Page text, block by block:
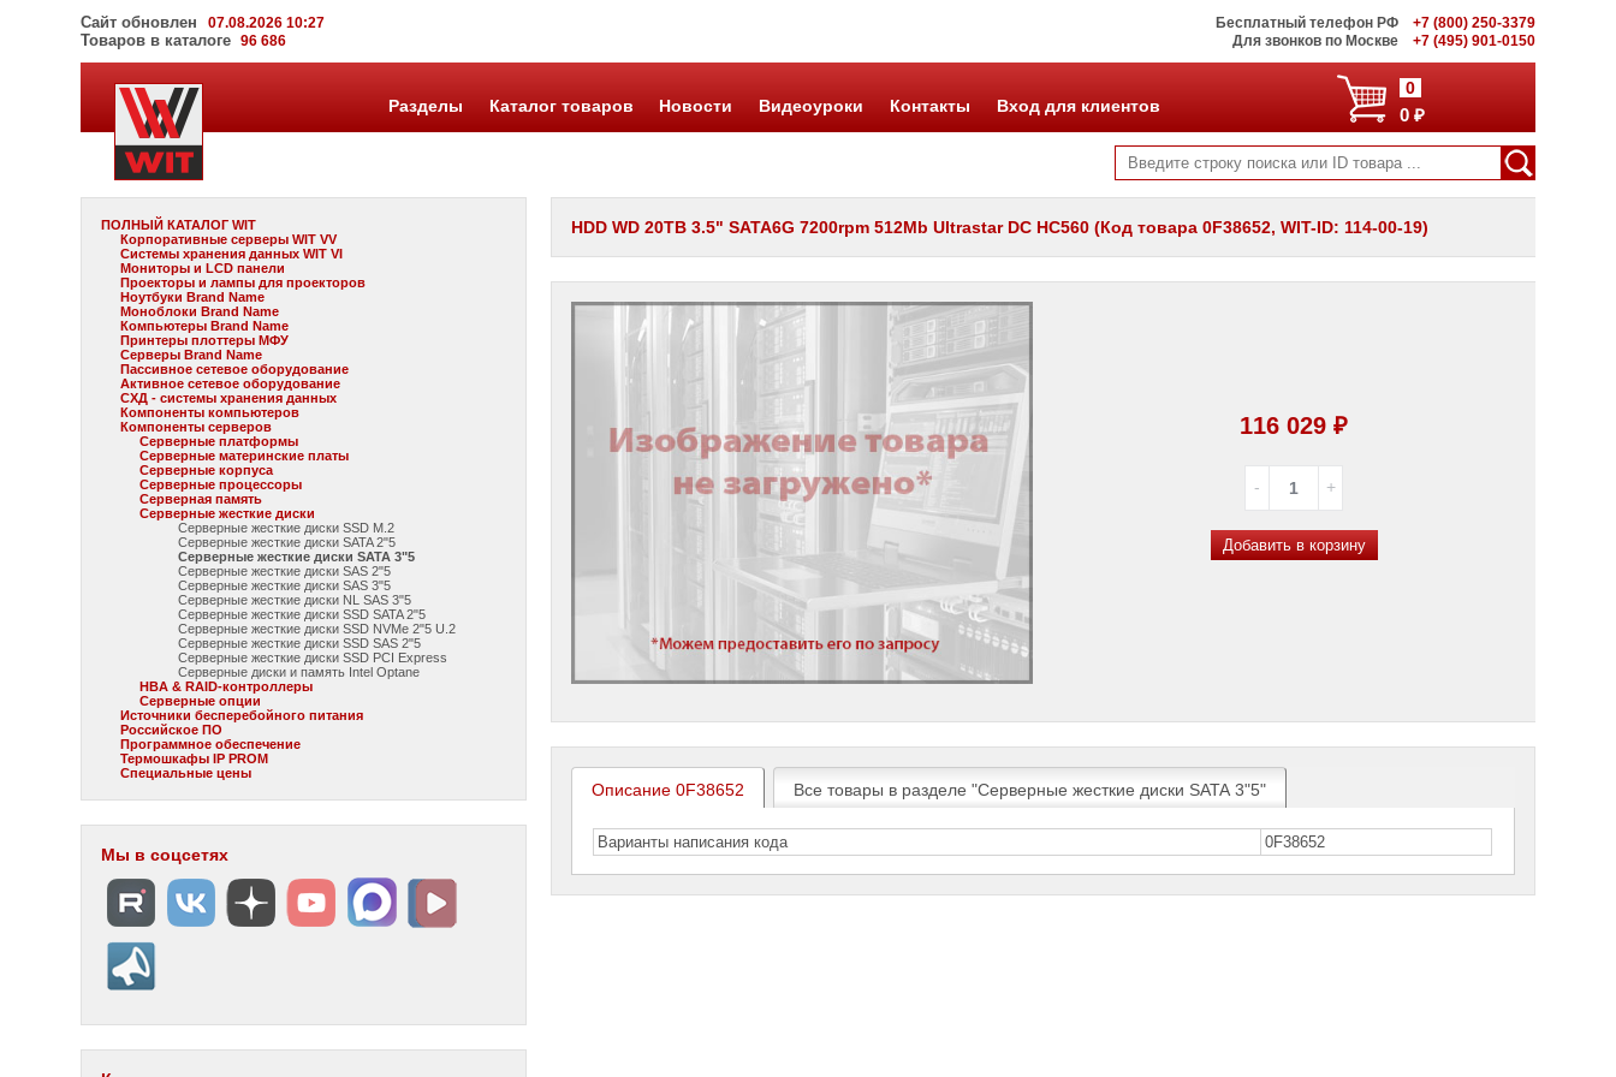
Сайт обновлен 07.08.2026 10:27
Товаров в каталоге96 686
Бесплатный телефон РФ
+7 (800) 250-3379
Для звонков по Москве
+7 (495) 901-0150
0
0 ₽
Разделы Каталог товаров Новости Видеоуроки Контакты Вход для клиентов
ПОЛНЫЙ КАТАЛОГ WIT
Корпоративные серверы WIT VV
Системы хранения данных WIT VI
Мониторы и LCD панели
Проекторы и лампы для проекторов
Ноутбуки Brand Name
Моноблоки Brand Name
Компьютеры Brand Name
Принтеры плоттеры МФУ
Серверы Brand Name
Пассивное сетевое оборудование
Активное сетевое оборудование
СХД - системы хранения данных
Компоненты компьютеров
Компоненты серверов
Серверные платформы
Серверные материнские платы
Серверные корпуса
Серверные процессоры
Серверная память
Серверные жесткие диски
Серверные жесткие диски SSD M.2
Серверные жесткие диски SATA 2"5
Серверные жесткие диски SATA 3"5
Серверные жесткие диски SAS 2"5
Серверные жесткие диски SAS 3"5
Серверные жесткие диски NL SAS 3"5
Серверные жесткие диски SSD SATA 2"5
Серверные жесткие диски SSD NVMe 2"5 U.2
Серверные жесткие диски SSD SAS 2"5
Серверные жесткие диски SSD PCI Express
Серверные диски и память Intel Optane
HBA & RAID-контроллеры
Серверные опции
Источники бесперебойного питания
Российское ПО
Программное обеспечение
Термошкафы IP PROM
Специальные цены
Мы в соцсетях
HDD WD 20TB 3.5" SATA6G 7200rpm 512Mb Ultrastar DC HC560 (Код товара 0F38652, WIT-ID: 114-00-19)
116 029 ₽
Добавить в корзину
Описание 0F38652 Все товары в разделе "Серверные жесткие диски SATA 3"5"
Варианты написания кода 0F38652